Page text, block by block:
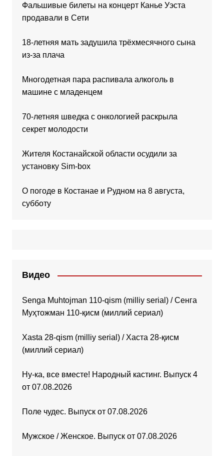
Фальшивые билеты на концерт Канье Уэста
продавали в Сети
18-летняя мать задушила трёхмесячного сына
из-за плача
Многодетная пара распивала алкоголь в
машине с младенцем
70-летняя шведка с онкологией раскрыла
секрет молодости
Жителя Костанайской области осудили за
установку Sim-box
О погоде в Костанае и Рудном на 8 августа,
субботу
Видео
Senga Muhtojman 110-qism (milliy serial) / Сенга
Муҳтожман 110-қисм (миллий сериал)
Xasta 28-qism (milliy serial) / Хаста 28-қисм
(миллий сериал)
Ну-ка, все вместе! Народный кастинг. Выпуск 4
от 07.08.2026
Поле чудес. Выпуск от 07.08.2026
Мужское / Женское. Выпуск от 07.08.2026